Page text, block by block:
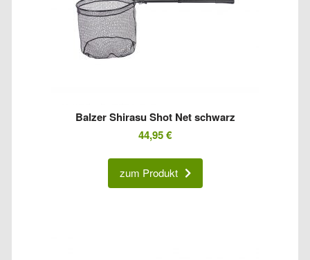
Balzer Shirasu Shot Net schwarz
44,95€
zum Produkt